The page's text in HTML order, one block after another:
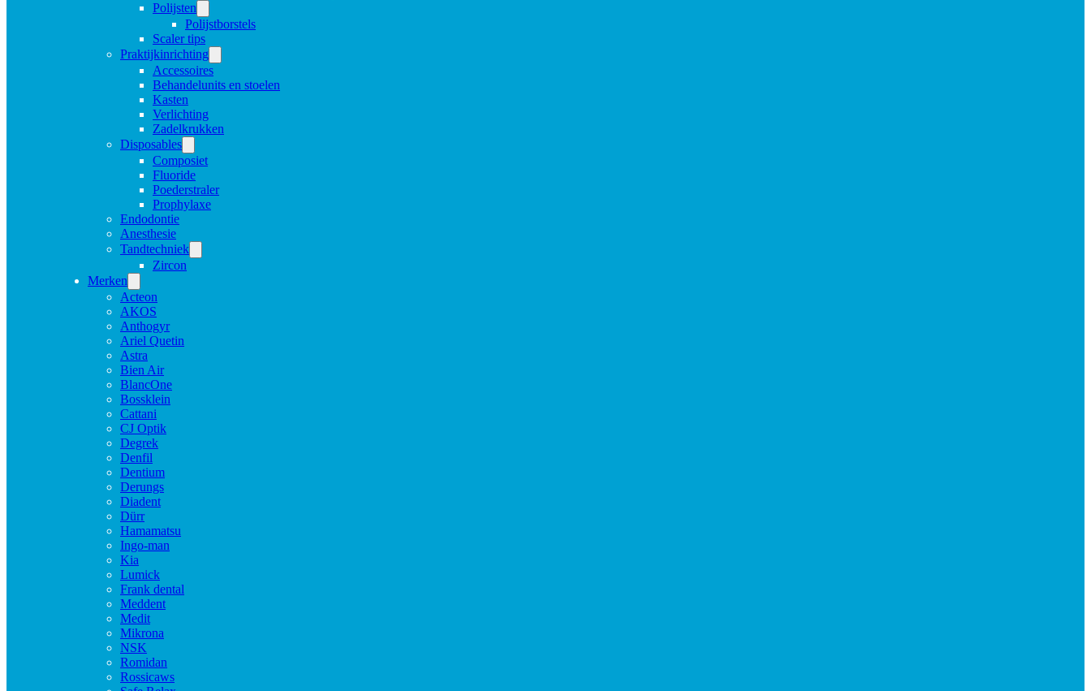
Polijsten
Polijstborstels
Scaler tips
Praktijkinrichting
Accessoires
Behandelunits en stoelen
Kasten
Verlichting
Zadelkrukken
Disposables
Composiet
Fluoride
Poederstraler
Prophylaxe
Endodontie
Anesthesie
Tandtechniek
Zircon
Merken
Acteon
AKOS
Anthogyr
Ariel Quetin
Astra
Bien Air
BlancOne
Bossklein
Cattani
CJ Optik
Degrek
Denfil
Dentium
Derungs
Diadent
Dürr
Hamamatsu
Ingo-man
Kia
Lumick
Frank dental
Meddent
Medit
Mikrona
NSK
Romidan
Rossicaws